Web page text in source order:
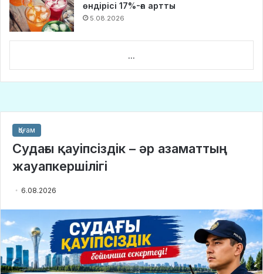
өндірісі 17%-ға артты
5.08.2026
...